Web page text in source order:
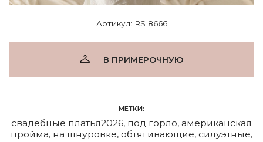
Артикул: RS 8666
В ПРИМЕРОЧНУЮ
МЕТКИ:
свадебные платья2026, под горло, американская
пройма, на шнуровке, обтягивающие, силуэтные,